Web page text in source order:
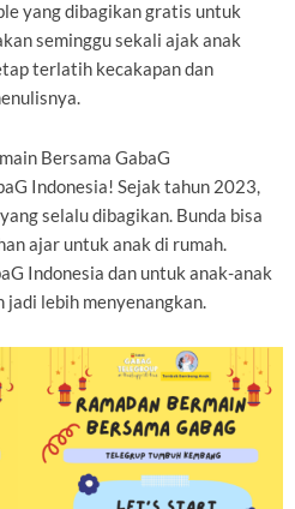
yang dibagikan gratis untuk
seminggu sekali ajak anak
terlatih kecakapan dan
Bersama GabaG
Indonesia! Sejak tahun 2023,
selalu dibagikan. Bunda bisa
ajar untuk anak di rumah.
Indonesia dan untuk anak-anak
jadi lebih menyenangkan.